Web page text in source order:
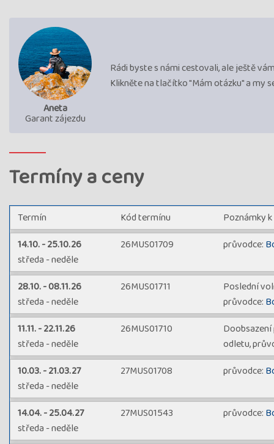
Aneta
Garant zájezdu
Rádi byste s námi cestovali, ale ještě
Klikněte na tlačítko "Mám otázku" a my
Termíny a ceny
Termín Poznámky
Kód termínu
14.10. - 25.10.26
středa - neděle
průvodce:
26MUS01709
28.10. - 08.11.26
středa - neděle
Poslední
průvodce:
26MUS01711
11.11. - 22.11.26
středa - neděle
odletu,
26MUS01710
10.03. - 21.03.27
středa - neděle
průvodce:
27MUS01708
14.04. - 25.04.27
středa - neděle
průvodce:
27MUS01543